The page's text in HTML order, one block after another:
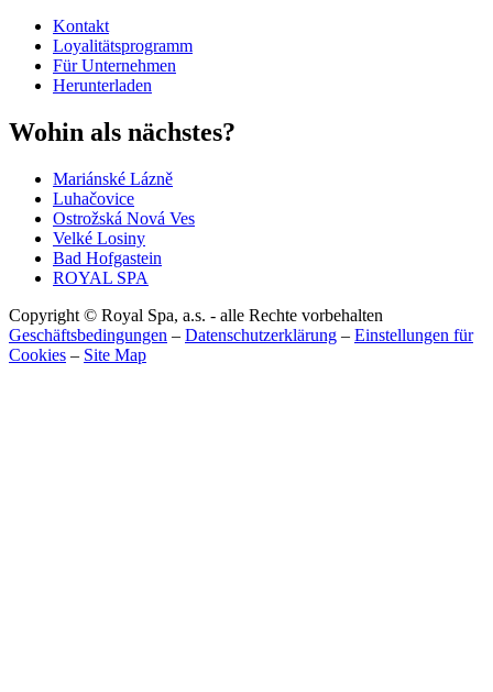
Kontakt
Loyalitätsprogramm
Für Unternehmen
Herunterladen
Wohin als nächstes?
Mariánské Lázně
Luhačovice
Ostrožská Nová Ves
Velké Losiny
Bad Hofgastein
ROYAL SPA
Copyright © Royal Spa, a.s. - alle Rechte vorbehalten
Geschäftsbedingungen – Datenschutzerklärung – Einstellungen für
Cookies – Site Map